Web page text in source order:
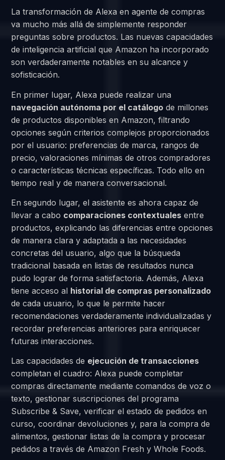
La transformación de Alexa en agente de compras
va mucho más allá de simplemente responder
preguntas sobre productos. Las nuevas capacidades
de inteligencia artificial que Amazon ha incorporado
son verdaderamente notables en su alcance y
sofisticación.
En primer lugar, Alexa puede realizar una
navegación autónoma por el catálogo de millones
de productos disponibles en Amazon, filtrando
opciones según criterios complejos proporcionados
por el usuario: preferencias de marca, rangos de
precio, valoraciones mínimas de otros compradores
o características técnicas específicas. Todo ello en
tiempo real y de manera conversacional.
En segundo lugar, el asistente es ahora capaz de
llevar a cabo comparaciones contextuales entre
productos, explicando las diferencias entre opciones
de manera clara y adaptada a las necesidades
concretas del usuario, algo que la búsqueda
tradicional basada en listas de resultados nunca
pudo lograr de forma satisfactoria. Además, Alexa
tiene acceso al historial de compras personalizado
de cada usuario, lo que le permite hacer
recomendaciones verdaderamente individualizadas y
recordar preferencias anteriores para enriquecer
futuras interacciones.
Las capacidades de ejecución de transacciones
completan el cuadro: Alexa puede completar
compras directamente mediante comandos de voz o
texto, gestionar suscripciones del programa
Subscribe & Save, verificar el estado de pedidos en
curso, coordinar devoluciones y, para la compra de
alimentos, gestionar listas de la compra y procesar
pedidos a través de Amazon Fresh y Whole Foods.